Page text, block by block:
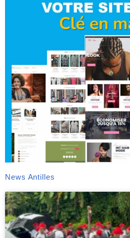
News Antilles